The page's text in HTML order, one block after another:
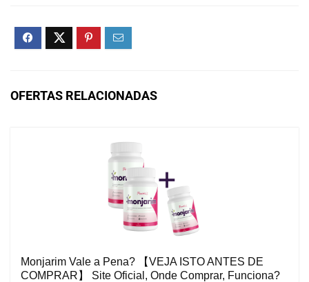
OFERTAS RELACIONADAS
Monjarim Vale a Pena? 【VEJA ISTO ANTES DE
COMPRAR】 Site Oficial, Onde Comprar, Funciona?